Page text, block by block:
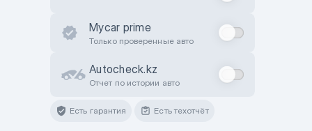
Mycar prime
Только проверенные авто
Autocheck.kz
Отчет по истории авто
Есть гарантия Есть техотчёт